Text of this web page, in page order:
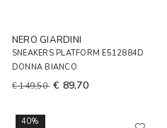
NERO GIARDINI
SNEAKERS PLATFORM E512884D
DONNA BIANCO
€ 149,50 € 89,70
40%